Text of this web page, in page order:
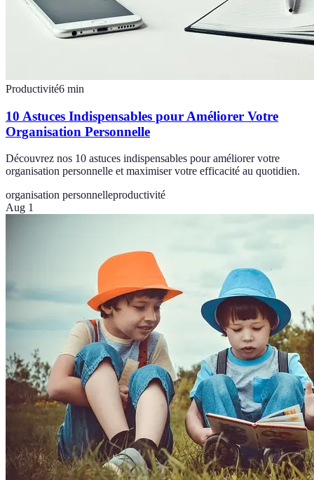
Productivité6 min
10 Astuces Indispensables pour Améliorer Votre
Organisation Personnelle
Découvrez nos 10 astuces indispensables pour améliorer votre
organisation personnelle et maximiser votre efficacité au quotidien.
organisation personnelleproductivité
Aug 1